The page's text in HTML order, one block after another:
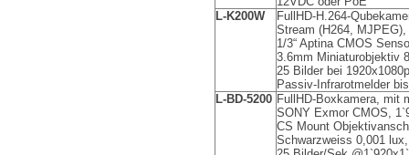
L-K200W
FullHD-H.264-
Stream (H264,
1/3“ Aptina CMOS
3.6mm Miniaturobjektiv
25 Bilder bei
Passiv-Infrarotmelder
L-BD-5200 FullHD-Boxkamera, mit
SONY Exmor CMOS,
CS Mount
Schwarzweiss 0,001 lux,